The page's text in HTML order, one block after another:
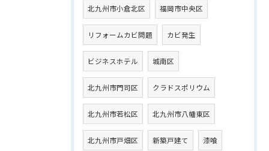
北九州市小倉北区 福岡市中央区
リフォームカビ問題 カビ発生
ビジネスホテル 城南区
北九州市門司区 クラドスポリウム
北九州市若松区 北九州市八幡東区
北九州市戸畑区 新築戸建て 漆喰